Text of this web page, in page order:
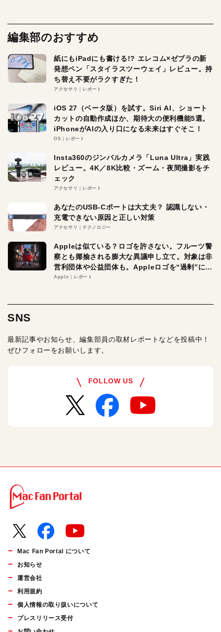
編集部のおすすめ
紙にもiPadにも書ける!? エレコム×ゼブラの新
発想ペン「スタイラスツーウェイ」レビュー。持
ち替え不要がラクすぎた！
アクセサリ レポート
iOS 27（ベータ版）を試す。Siri AI、ショート
カットの自動作成ほか、期待大の便利機能5選。
iPhoneがAIの入り口になる未来はすぐそこ！
OS レポート
Insta360のジンバルカメラ「Luna Ultra」実践
レビュー。4K／8K比較・ズーム・夜間撮影をチ
ェック
アクセサリ レポート
あなたのUSB-Cポートは大丈夫？ 認識しない・
充電できない原因と正しい対策
アクセサリ テクノロジー
Appleは似ている？ロゴを許さない。フルーツ警
察とも揶揄される膨大な異議申し立て。対象は非
営利団体や公益団体も。Appleロゴを“過剰”に守
る理由とは
Apple レポート
SNS
最新記事やお知らせ、編集部員の取材レポートなどを投稿中！
ぜひフォローをお願いします。
FOLLOW US
Mac Fan Portal について
お知らせ
運営会社
利用規約
個人情報の取り扱いについて
プレスリリース受付